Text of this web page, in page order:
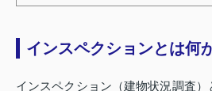
インスペクションとは何
インスペクション（建物状況調査